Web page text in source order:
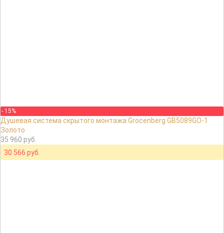
- 15%
Душевая система скрытого монтажа Grocenberg GB5089GO-1
Золото
35 960 руб.
30 566 руб.